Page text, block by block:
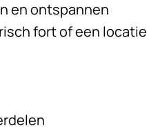
en ontspannen
fort of een locatie